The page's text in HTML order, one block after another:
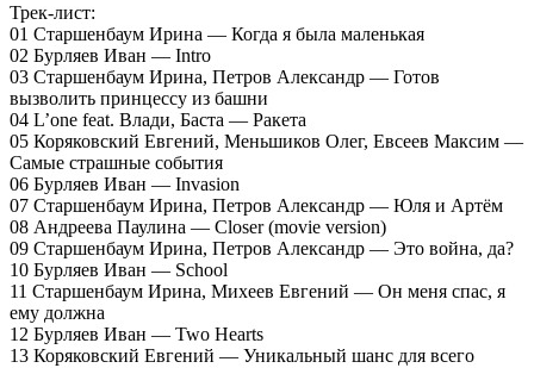
Трек-лист:
01 Старшенбаум Ирина — Когда я была маленькая
02 Бурляев Иван — Intro
03 Старшенбаум Ирина, Петров Александр — Готов
вызволить принцессу из башни
04 L’one feat. Влади, Баста — Ракета
05 Коряковский Евгений, Меньшиков Олег, Евсеев Максим —
Самые страшные события
06 Бурляев Иван — Invasion
07 Старшенбаум Ирина, Петров Александр — Юля и Артём
08 Андреева Паулина — Closer (movie version)
09 Старшенбаум Ирина, Петров Александр — Это война, да?
10 Бурляев Иван — School
11 Старшенбаум Ирина, Михеев Евгений — Он меня спас, я
ему должна
12 Бурляев Иван — Two Hearts
13 Коряковский Евгений — Уникальный шанс для всего